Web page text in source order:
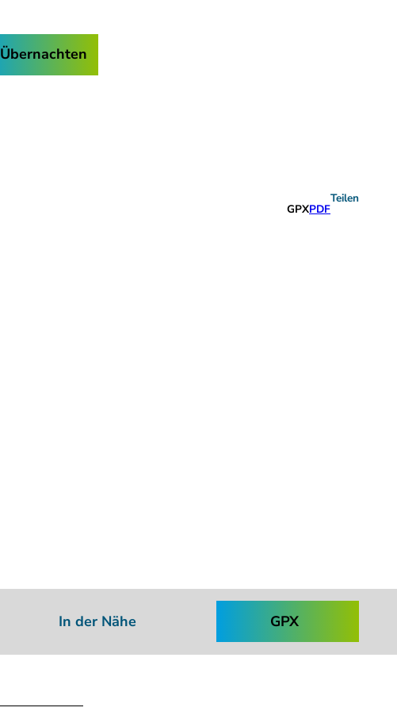
Übernachten
GPXPDF
Teilen
In der Nähe GPX